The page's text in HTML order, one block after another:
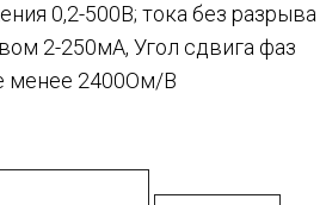
0,2-500В; тока без разрыва
2-250мА, Угол сдвига фаз
менее 2400Ом/В